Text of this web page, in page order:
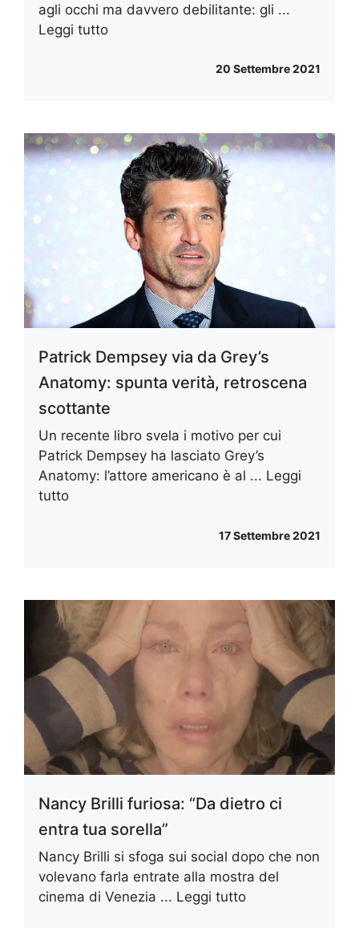
agli occhi ma davvero debilitante: gli ...
Leggi tutto
20 Settembre 2021
Patrick Dempsey via da Grey’s
Anatomy: spunta verità, retroscena
scottante
Un recente libro svela i motivo per cui
Patrick Dempsey ha lasciato Grey’s
Anatomy: l’attore americano è al ... Leggi
tutto
17 Settembre 2021
Nancy Brilli furiosa: “Da dietro ci
entra tua sorella”
Nancy Brilli si sfoga sui social dopo che non
volevano farla entrate alla mostra del
cinema di Venezia ... Leggi tutto